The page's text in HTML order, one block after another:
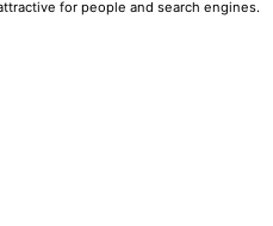
for people and search engines.